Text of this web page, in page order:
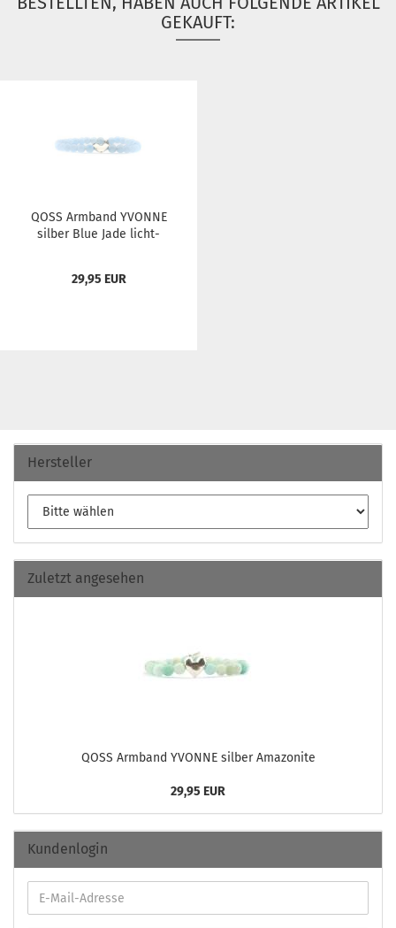
GEKAUFT:
QOSS Arm­band YVONNE
sil­ber Blue Jade licht­
29,95 EUR
Hersteller
Zuletzt angesehen
QOSS Arm­band YVONNE sil­ber Ama­zo­ni­te
29,95 EUR
Kundenlogin